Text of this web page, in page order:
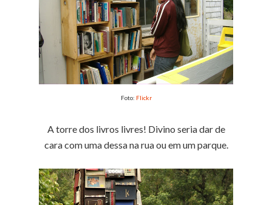
Foto: Flickr
A torre dos livros livres! Divino seria dar de
cara com uma dessa na rua ou em um parque.